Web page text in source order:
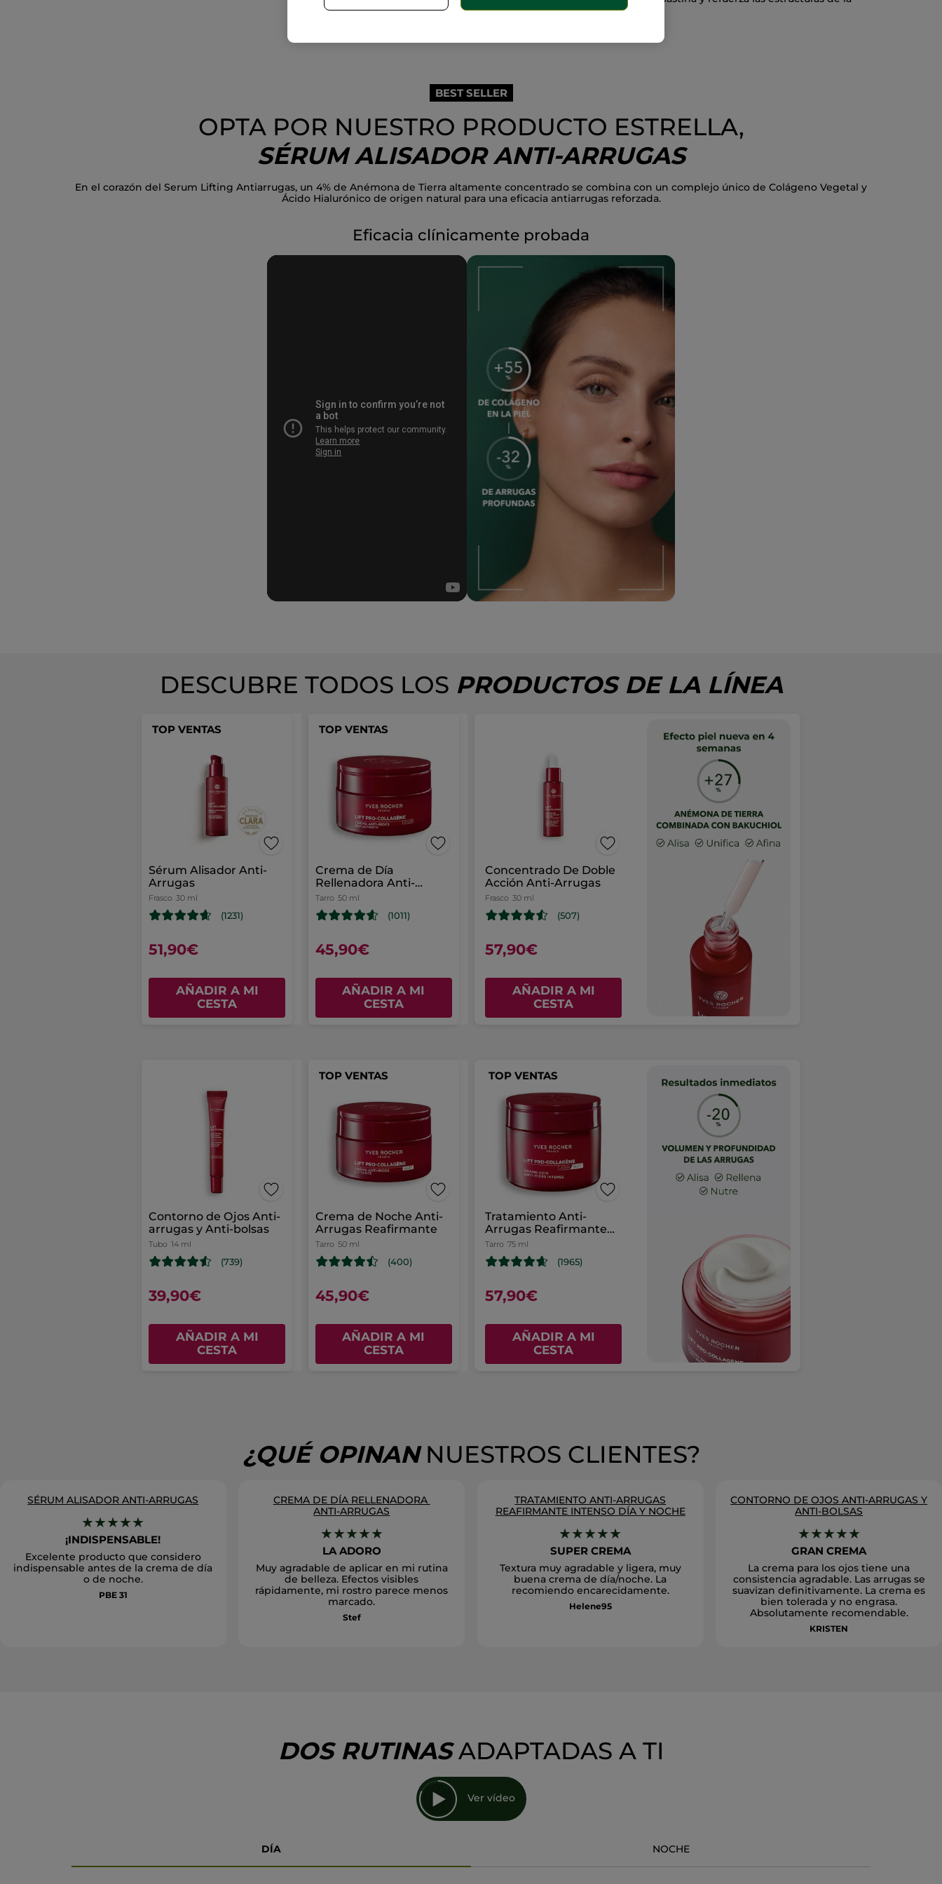
piel.
BEST SELLER
OPTA POR NUESTRO PRODUCTO ESTRELLA,
SÉRUM ALISADOR ANTI-ARRUGAS
En el corazón del Serum Lifting Antiarrugas, un 4% de Anémona de Tierra altamente concentrado se combina con un complejo único de Colágeno Vegetal y
Ácido Hialurónico de origen natural para una eficacia antiarrugas reforzada.
Eficacia clínicamente probada
DESCUBRE TODOS LOS PRODUCTOS DE LA LÍNEA
TOP VENTAS
Sérum Alisador Anti-
Arrugas
Frasco 30 ml
(1231)
51,90€
AÑADIR A MI
CESTA
TOP VENTAS
Crema de Día
Rellenadora Anti-
Arrugas
Tarro 50 ml
(1011)
45,90€
AÑADIR A MI
CESTA
Concentrado De Doble
Acción Anti-Arrugas
Frasco 30 ml
(507)
57,90€
AÑADIR A MI
CESTA
Contorno de Ojos Anti-
arrugas y Anti-bolsas
Tubo 14 ml
(739)
39,90€
AÑADIR A MI
CESTA
TOP VENTAS
Crema de Noche Anti-
Arrugas Reafirmante
Tarro 50 ml
(400)
45,90€
AÑADIR A MI
CESTA
TOP VENTAS
Tratamiento Anti-
Arrugas Reafirmante
Intenso Día y Noche
Tarro 75 ml
(1965)
57,90€
AÑADIR A MI
CESTA
¿QUÉ OPINANNUESTROS CLIENTES?
SÉRUM ALISADOR ANTI-ARRUGAS
★★★★★
¡INDISPENSABLE!
Excelente producto que considero
indispensable antes de la crema de día
o de noche.
PBE 31
CREMA DE DÍA RELLENADORA
ANTI-ARRUGAS
★★★★★
LA ADORO
Muy agradable de aplicar en mi rutina
de belleza. Efectos visibles
rápidamente, mi rostro parece menos
marcado.
Stef
TRATAMIENTO ANTI-ARRUGAS
REAFIRMANTE INTENSO DÍA Y NOCHE
★★★★★
SUPER CREMA
Textura muy agradable y ligera, muy
buena crema de día/noche. La
recomiendo encarecidamente.
Helene95
CONTORNO DE OJOS ANTI-ARRUGAS Y
ANTI-BOLSAS
★★★★★
GRAN CREMA
La crema para los ojos tiene una
consistencia agradable. Las arrugas se
suavizan definitivamente. La crema es
bien tolerada y no engrasa.
Absolutamente recomendable.
KRISTEN
DOS RUTINASADAPTADAS A TI
Ver vídeo
DÍA NOCHE